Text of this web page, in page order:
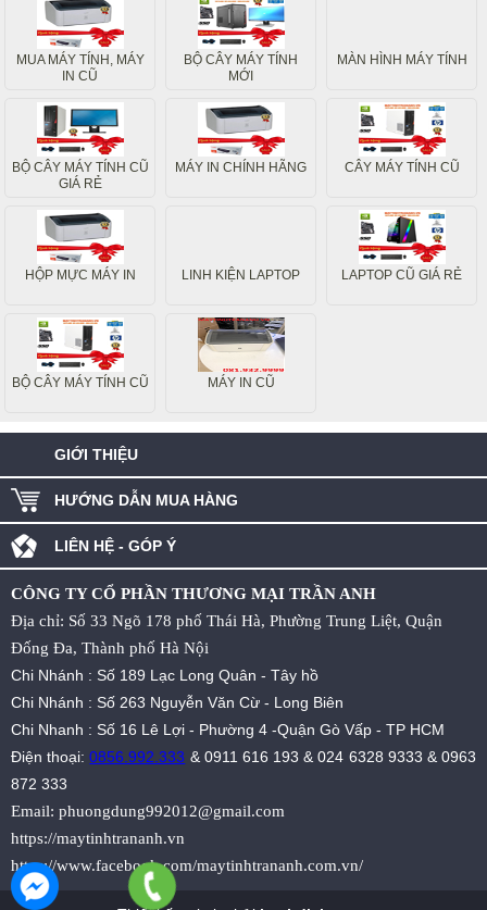
MUA MÁY TÍNH, MÁY
IN CŨ
BỘ CÂY MÁY TÍNH
MỚI
MÀN HÌNH MÁY TÍNH
BỘ CÂY MÁY TÍNH CŨ
GIÁ RẺ
MÁY IN CHÍNH HÃNG CÂY MÁY TÍNH CŨ
HỘP MỰC MÁY IN LINH KIỆN LAPTOP LAPTOP CŨ GIÁ RẺ
BỘ CÂY MÁY TÍNH CŨ MÁY IN CŨ
GIỚI THIỆU
HƯỚNG DẪN MUA HÀNG
LIÊN HỆ - GÓP Ý
CÔNG TY CỔ PHẦN THƯƠNG MẠI TRẦN ANH
Địa chỉ: Số 33 Ngõ 178 phố Thái Hà, Phường Trung Liệt, Quận
Đống Đa, Thành phố Hà Nội
Chi Nhánh : Số 189 Lạc Long Quân - Tây hồ
Chi Nhánh : Số 263 Nguyễn Văn Cừ - Long Biên
Chi Nhanh : Số 16 Lê Lợi - Phường 4 -Quận Gò Vấp - TP HCM
Điện thoại:0856.992.333 & 0911 616 193 &024 6328 9333 &0963
872 333
Email: phuongdung992012@gmail.com
https://maytinhtrananh.vn
https://www.facebook.com/maytinhtrananh.com.vn/